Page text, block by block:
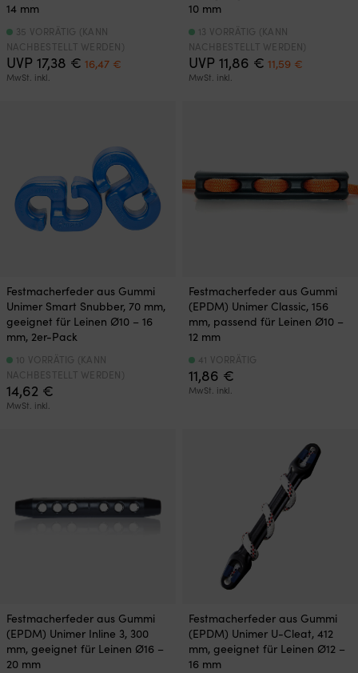
14 mm
UVP 17,38 € Ursprünglicher
Preis
16,47 €
MwSt. inkl.
35 VORRÄTIG (KANN
NACHBESTELLT WERDEN)
10 mm
UVP 11,86 € Ursprünglicher
Preis
11,59 €Aktueller
MwSt. inkl.
13 VORRÄTIG (KANN
NACHBESTELLT WERDEN)
Festmacherfeder aus Gummi
Unimer Smart Snubber, 70 mm,
geeignet für Leinen Ø10 – 16
mm, 2er-Pack
14,62 €
MwSt. inkl.
10 VORRÄTIG (KANN
NACHBESTELLT WERDEN)
Festmacherfeder aus Gummi
(EPDM) Unimer Classic, 156
mm, passend für Leinen Ø10 –
12 mm
11,86 €
MwSt. inkl.
41 VORRÄTIG
Festmacherfeder aus Gummi
(EPDM) Unimer Inline 3, 300
mm, geeignet für Leinen Ø16 –
20 mm
Festmacherfeder aus Gummi
(EPDM) Unimer U-Cleat, 412
mm, geeignet für Leinen Ø12 –
16 mm